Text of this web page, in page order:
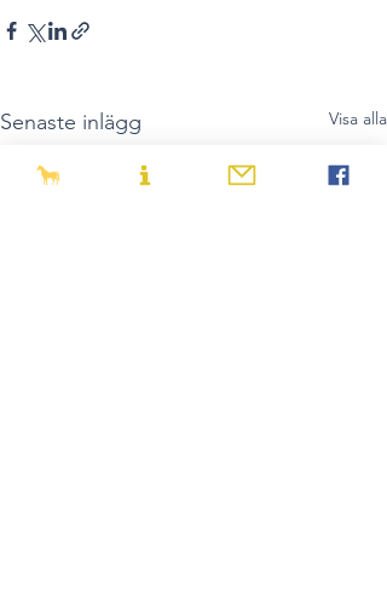
Senaste inlägg Visa alla